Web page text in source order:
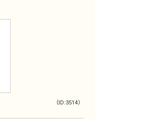
（ID:3514）